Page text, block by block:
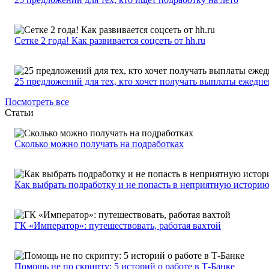
Сетке 2 года! Как развивается соцсеть от hh.ru
25 предложений для тех, кто хочет получать выплаты
Посмотреть все
Статьи
Сколько можно получать на подработках
Как выбрать подработку и не попасть в неприятную историю
ГК «Император»: путешествовать, работая вахтой
Помощь не по скрипту: 5 историй о работе в Т-Банке